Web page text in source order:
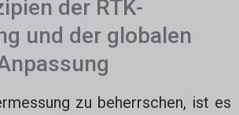
der RTK-
und der globalen
zu beherrschen, ist es